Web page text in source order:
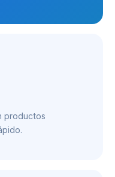
productos